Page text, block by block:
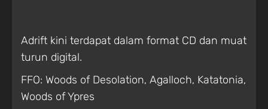
Adrift kini terdapat dalam format CD dan muat
turun digital.
FFO: Woods of Desolation, Agalloch, Katatonia,
Woods of Ypres